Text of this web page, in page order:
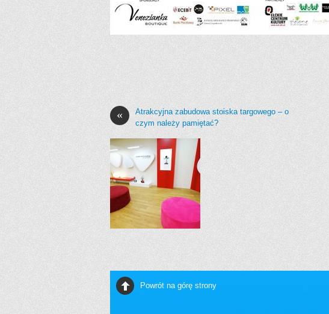
«
Atrakcyjna zabudowa stoiska targowego – o
czym należy pamiętać?
Powrót na górę strony